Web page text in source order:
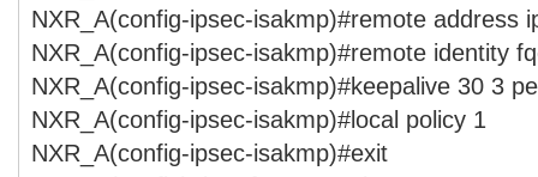
NXR_A(config-ipsec-isakmp)#remote address
NXR_A(config-ipsec-isakmp)#remote identity
NXR_A(config-ipsec-isakmp)#keepalive 30 3
NXR_A(config-ipsec-isakmp)#local policy 1
NXR_A(config-ipsec-isakmp)#exit